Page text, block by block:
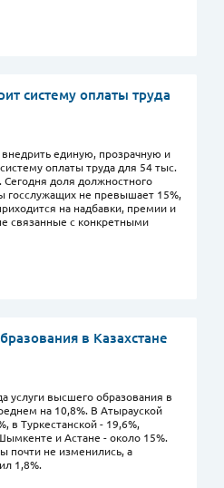
систему оплаты труда
единую, прозрачную и
оплаты труда для 54 тыс.
доля должностного
госслужащих не превышает 15%,
на надбавки, премии и
связанные с конкретными
в Казахстане
услуги высшего образования в
на 10,8%. В Атырауской
в Туркестанской - 19,6%,
и Астане - около 15%.
почти не изменились, а
1,8%.